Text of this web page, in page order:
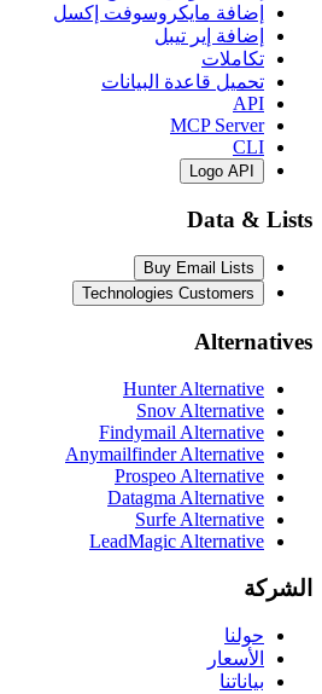
إضافة مايكروسوفت إكسل
إضافة إير تيبل
تكاملات
تحميل قاعدة البيانات
API
MCP Server
CLI
Logo API
Data & Lists
Buy Email Lists
Technologies Customers
Alternatives
Hunter Alternative
Snov Alternative
Findymail Alternative
Anymailfinder Alternative
Prospeo Alternative
Datagma Alternative
Surfe Alternative
LeadMagic Alternative
الشركة
حولنا
الأسعار
بياناتنا